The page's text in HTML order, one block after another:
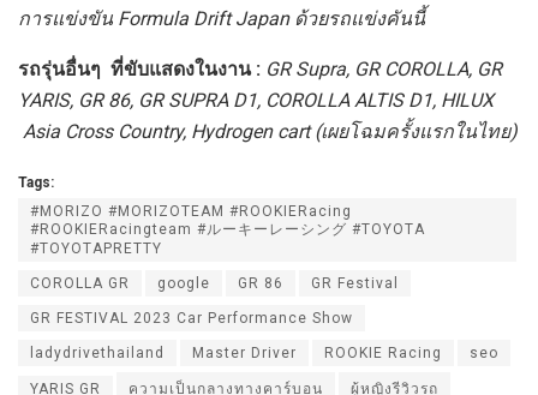
การแข่งขัน Formula Drift Japan ด้วยรถแข่งคันนี้
รถรุ่นอื่นๆ ที่ขับแสดงในงาน : GR Supra, GR COROLLA, GR
YARIS, GR 86, GR SUPRA D1, COROLLA ALTIS D1, HILUX
Asia Cross Country, Hydrogen cart (เผยโฉมครั้งแรกในไทย)
Tags:
#MORIZO #MORIZOTEAM #ROOKIERacing
#ROOKIERacingteam #ルーキーレーシング #TOYOTA
#TOYOTAPRETTY
COROLLA GR google GR 86 GR Festival
GR FESTIVAL 2023 Car Performance Show
ladydrivethailand Master Driver ROOKIE Racing seo
YARIS GR ความเป็นกลางทางคาร์บอน ผู้หญิงรีวิวรถ